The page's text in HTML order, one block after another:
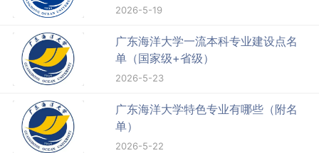
2026-5-19
广东海洋大学一流本科专业建设点名
单（国家级+省级）
2026-5-23
广东海洋大学特色专业有哪些（附名
单）
2026-5-22